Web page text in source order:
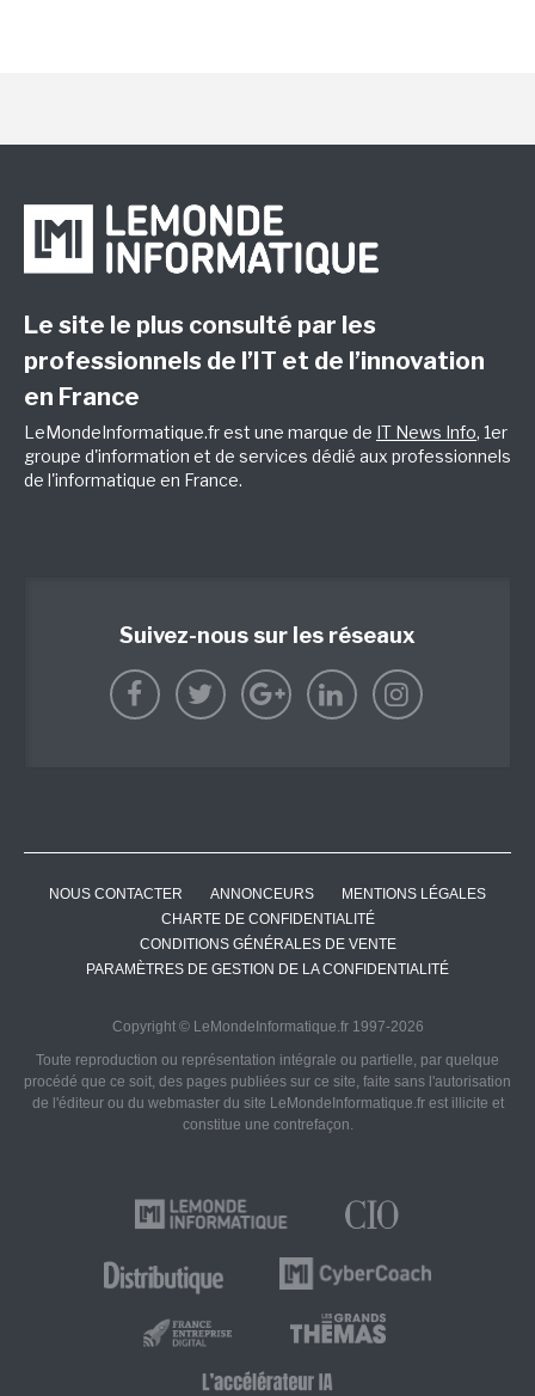
Le site le plus consulté par les
professionnels de l’IT et de l’innovation
en France
LeMondeInformatique.fr est une marque de IT News Info, 1er
groupe d'information et de services dédié aux professionnels
de l'informatique en France.
Suivez-nous sur les réseaux
NOUS CONTACTER ANNONCEURS
MENTIONS LÉGALES
CHARTE DE CONFIDENTIALITÉ
CONDITIONS GÉNÉRALES DE VENTE
PARAMÈTRES DE GESTION DE LA CONFIDENTIALITÉ
Copyright © LeMondeInformatique.fr 1997-2026
Toute reproduction ou représentation intégrale ou partielle, par quelque
procédé que ce soit, des pages publiées sur ce site, faite sans l'autorisation
de l'éditeur ou du webmaster du site LeMondeInformatique.fr est illicite et
constitue une contrefaçon.